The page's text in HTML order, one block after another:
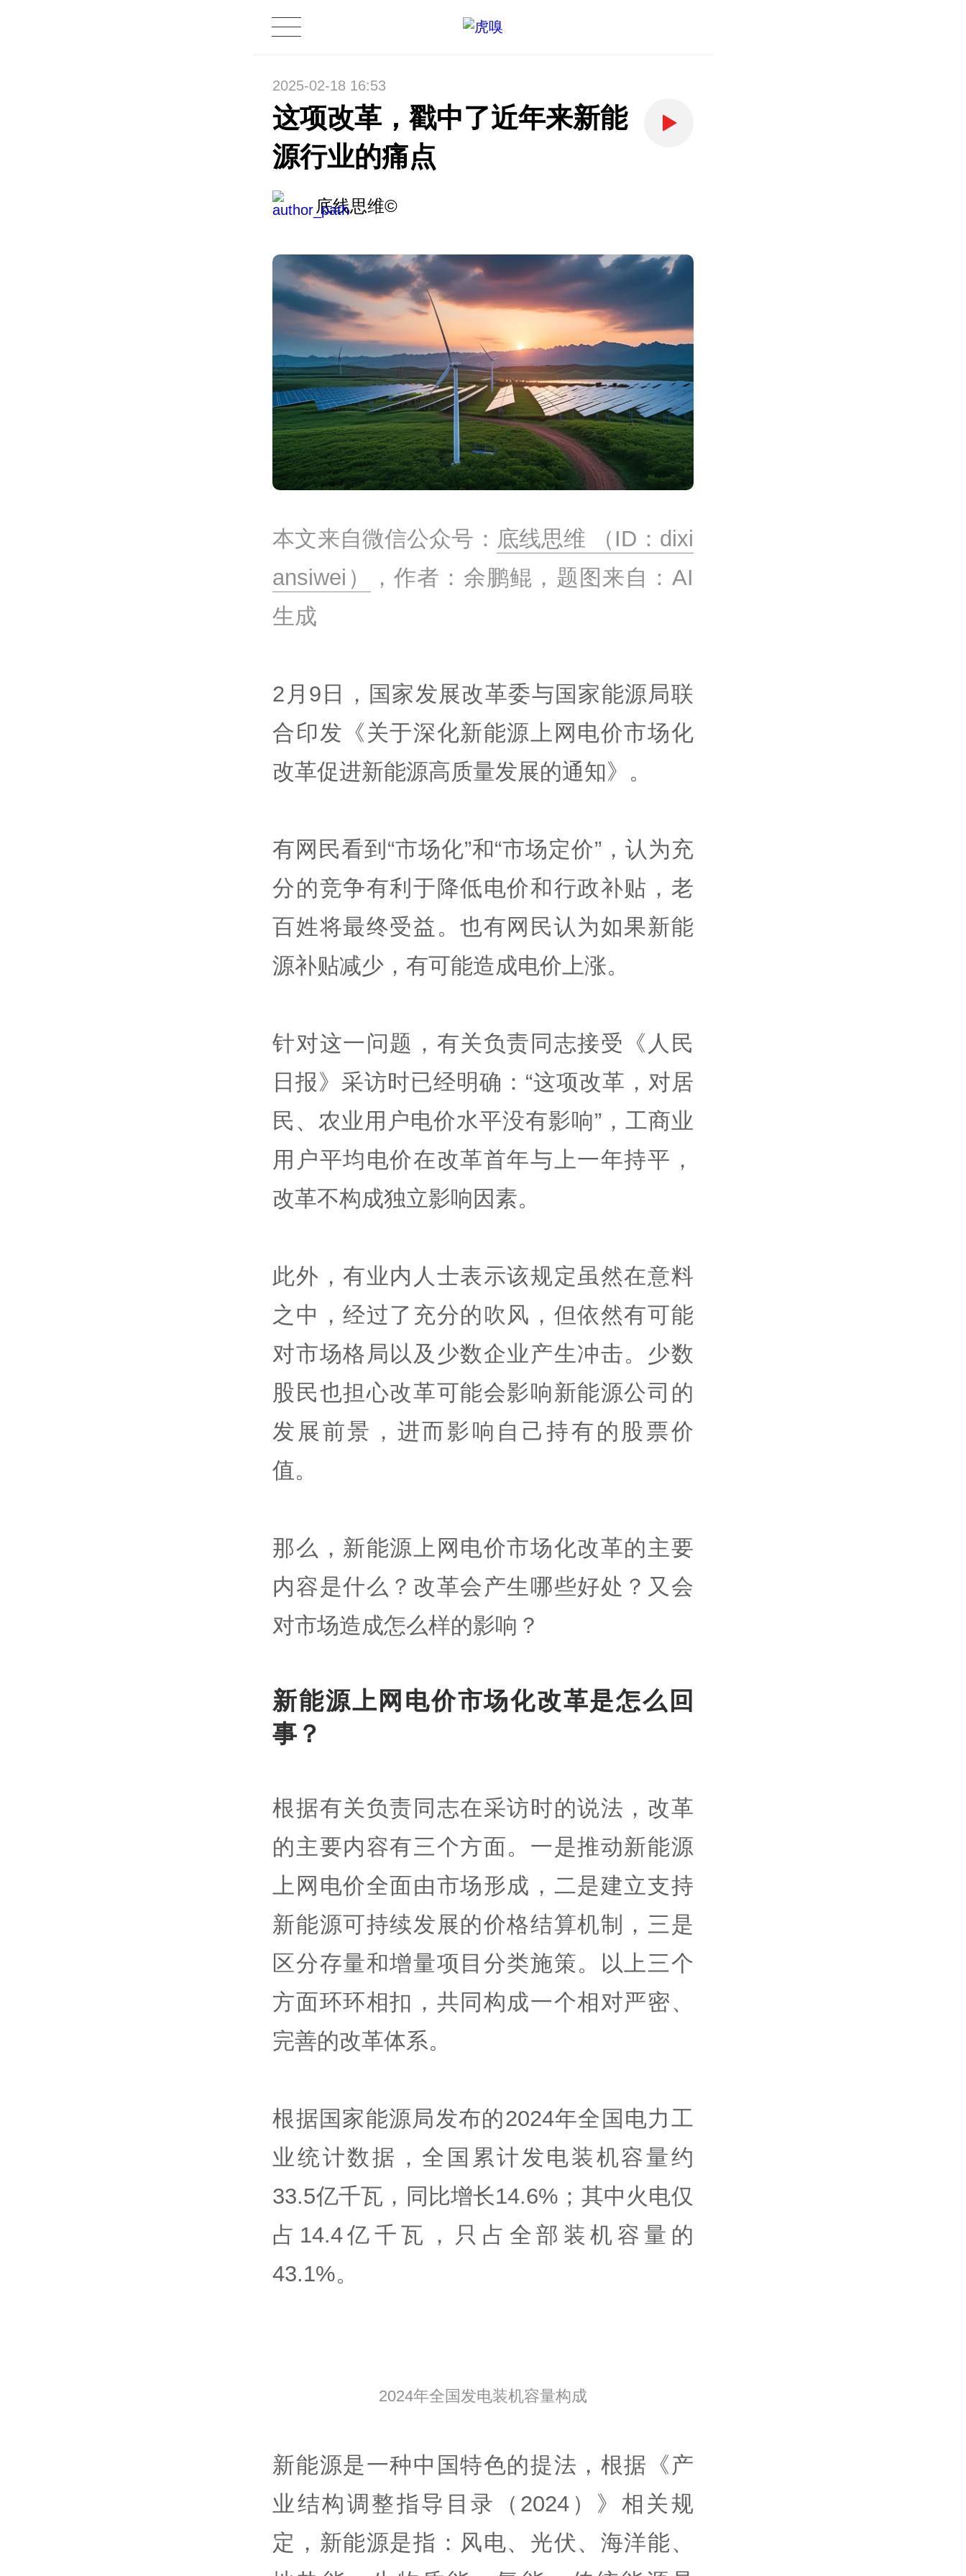
2025-02-18 16:53
这项改革，戳中了近年来新能
源行业的痛点
底线思维©
本文来自微信公众号： 底线思维 （ID：dixi
ansiwei）
，作者：余鹏鲲，题图来自：AI
生成
2月9日，国家发展改革委与国家能源局联
合印发《关于深化新能源上网电价市场化
改革促进新能源高质量发展的通知》。
有网民看到“市场化”和“市场定价”，认为充
分的竞争有利于降低电价和行政补贴，老
百姓将最终受益。也有网民认为如果新能
源补贴减少，有可能造成电价上涨。
针对这一问题，有关负责同志接受《人民
日报》采访时已经明确：“这项改革，对居
民、农业用户电价水平没有影响”，工商业
用户平均电价在改革首年与上一年持平，
改革不构成独立影响因素。
此外，有业内人士表示该规定虽然在意料
之中，经过了充分的吹风，但依然有可能
对市场格局以及少数企业产生冲击。少数
股民也担心改革可能会影响新能源公司的
发展前景，进而影响自己持有的股票价
值。
那么，新能源上网电价市场化改革的主要
内容是什么？改革会产生哪些好处？又会
对市场造成怎么样的影响？
新能源上网电价市场化改革是怎么回
事？
根据有关负责同志在采访时的说法，改革
的主要内容有三个方面。一是推动新能源
上网电价全面由市场形成，二是建立支持
新能源可持续发展的价格结算机制，三是
区分存量和增量项目分类施策。以上三个
方面环环相扣，共同构成一个相对严密、
完善的改革体系。
根据国家能源局发布的2024年全国电力工
业统计数据，全国累计发电装机容量约
33.5亿千瓦，同比增长14.6%；其中火电仅
占14.4亿千瓦，只占全部装机容量的
43.1%。
2024年全国发电装机容量构成
新能源是一种中国特色的提法，根据《产
业结构调整指导目录（2024）》相关规
定，新能源是指：风电、光伏、海洋能、